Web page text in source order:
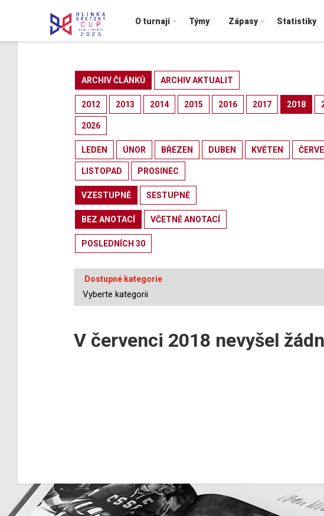
O turnaji Týmy Zápasy Statistiky
ARCHIV ČLÁNKŮ ARCHIV AKTUALIT
2012 2013 2014 2015 2016 2017 2018
2026
LEDEN ÚNOR BŘEZEN DUBEN KVĚTEN
LISTOPAD PROSINEC
VZESTUPNĚ SESTUPNĚ
BEZ ANOTACÍ VČETNĚ ANOTACÍ
POSLEDNÍCH 30
Dostupné kategorie
V červenci 2018 nevyšel